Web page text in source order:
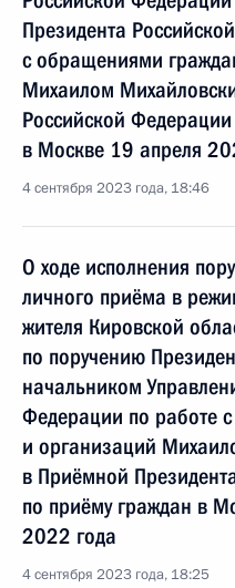
Президента
с обращениями
Михаилом
Российской
в Москве 19 апреля
4 сентября 2023 года, 18:46
О ходе исполнения
личного приёма в
жителя Кировской
по поручению
начальником
Федерации по работе
и организаций
в Приёмной
по приёму граждан в
2022 года
4 сентября 2023 года, 18:25